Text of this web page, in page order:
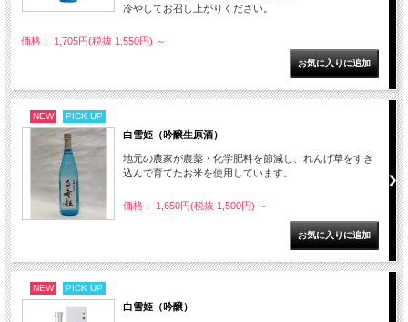
冷やしてお召し上がりください。
価格： 1,705円(税抜 1,550円) ～
NEW PICK UP
白雪姫（吟醸生原酒）
地元の農家が農薬・化学肥料を節減し、れんげ草をすき
込んで育てたお米を使用しています。
価格： 1,650円(税抜 1,500円) ～
NEW PICK UP
白雪姫（吟醸）